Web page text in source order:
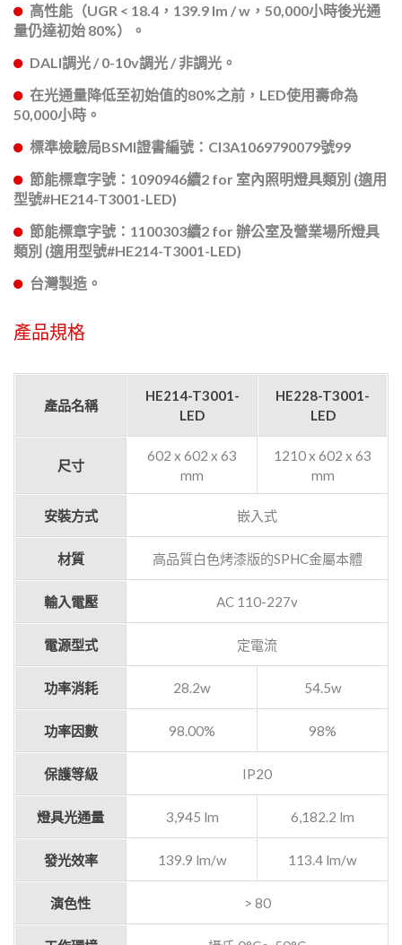
高性能（UGR < 18.4，139.9 lm / w，50,000小時後光通
量仍達初始 80%）。
DALI調光 / 0-10v調光 / 非調光。
在光通量降低至初始值的80%之前，LED使用壽命為
50,000小時。
標準檢驗局BSMI證書編號：CI3A1069790079號99
節能標章字號：1090946續2 for 室內照明燈具類別 (適用
型號#HE214-T3001-LED)
節能標章字號：1100303續2 for 辦公室及營業場所燈具
類別 (適用型號#HE214-T3001-LED)
台灣製造。
產品規格
產品名稱
HE214-T3001-
LED
HE228-T3001-
LED
尺寸
602 x 602 x 63
mm
1210 x 602 x 63
mm
安裝方式 嵌入式
材質 高品質白色烤漆版的SPHC金屬本體
輸入電壓 AC 110-227v
電源型式 定電流
功率消耗 28.2w 54.5w
功率因數 98.00% 98%
保護等級 IP20
燈具光通量 3,945 lm 6,182.2 lm
發光效率 139.9 lm/w 113.4 lm/w
演色性 > 80